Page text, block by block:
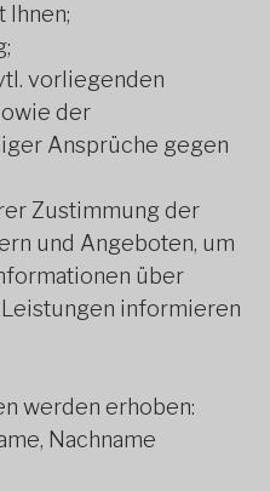
Ihnen;
vorliegenden
der
Ansprüche gegen
Zustimmung der
und Angeboten, um
über
informieren
werden erhoben:
Nachname